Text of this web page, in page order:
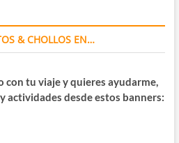
& CHOLLOS EN…
con tu viaje y quieres ayudarme,
actividades desde estos banners: